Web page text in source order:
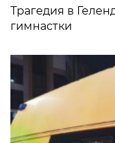
Трагедия в
гимнастки